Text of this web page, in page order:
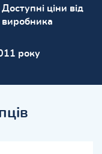
Доступні ціни від
виробника
року